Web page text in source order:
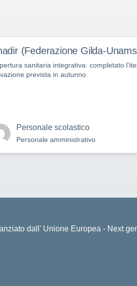
(Federazione Gilda-
sanitaria integrativa: completato
prevista in autunno
Personale scolastico
Personale amministrativo